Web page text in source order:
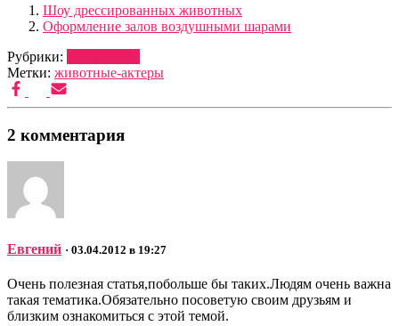
Шоу дрессированных животных
Оформление залов воздушными шарами
Рубрики:
Метки: животные-актеры
2 комментария
Евгений · 03.04.2012 в 19:27
Очень полезная статья,побольше бы таких.Людям очень важна
такая тематика.Обязательно посоветую своим друзьям и
близким ознакомиться с этой темой.